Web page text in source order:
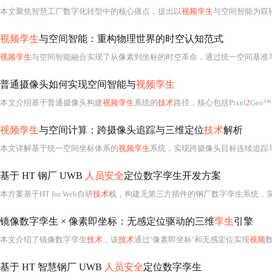
本文聚焦智慧工厂数字化转型中的核心痛点，提出以视频孪生与空间智能为双
视频孪生与空间智能：重构物理世界的时空认知范式
视频孪生与空间智能融合实现了从像素到坐标的时空革命，通过统一空间基准
普通摄像头如何实现空间智能与视频孪生
本文介绍基于普通摄像头构建视频孪生系统的技术路径，核心包括Pixel2Geo™
视频孪生与空间计算：跨摄像头追踪与三维定位技术解析
本文详解基于统一空间坐标体系的视频孪生系统，实现跨摄像头目标连续追
基于 HT 钢厂 UWB 人员安全定位数字孪生开发方案
本方案基于HT for Web自研技术栈，构建无第三方插件的钢厂数字孪生系统，
镜像数字孪生 × 像素即坐标：无感定位驱动的三维孪生引擎
本文介绍了镜像数字孪生技术 ，该技术通过‘像素即坐标’和无感定位实现视频数
基于 HT 智慧钢厂 UWB 人员安全定位数字孪生